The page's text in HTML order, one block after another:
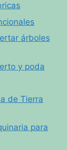
árboles
y poda
de Tierra
para